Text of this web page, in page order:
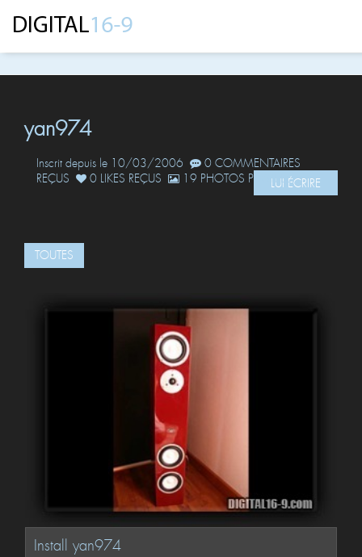
yan974
Inscrit depuis le 10/03/2006
0 COMMENTAIRES
REÇUS
0 LIKES REÇUS 19 PHOTOS POSTÉESLUI ÉCRIRE
TOUTES
Install yan974